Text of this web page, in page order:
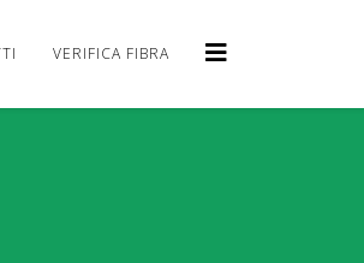
VERIFICA FIBRA